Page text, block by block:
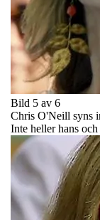
Bild 5 av 6
Chris O'Neill syns
Inte heller hans